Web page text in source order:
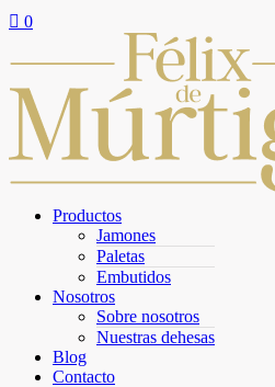
 0
Productos
Jamones
Paletas
Embutidos
Nosotros
Sobre nosotros
Nuestras dehesas
Blog
Contacto